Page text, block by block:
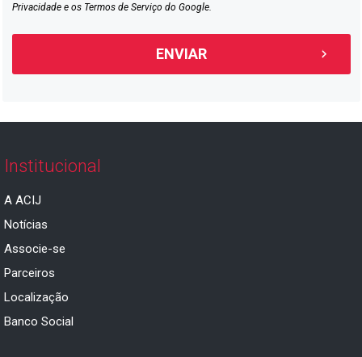
Privacidadee os Termos de Serviço do Google.
Institucional
A ACIJ
Notícias
Associe-se
Parceiros
Localização
Banco Social